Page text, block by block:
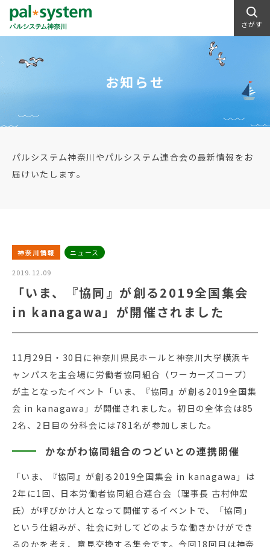
さがす
お知らせ
パルシステム神奈川やパルシステム連合会の最新情報をお
届けいたします。
神奈川情報 ニュース
2019.12.09
「いま、『協同』が創る2019全国集会
in kanagawa」が開催されました
11月29日・30日に神奈川県民ホールと神奈川大学横浜キ
ャンパスを主会場に労働者協同組合（ワーカーズコープ）
が主となったイベント「いま、『協同』が創る2019全国集
会 in kanagawa」が開催されました。初日の全体会は85
2名、2日目の分科会には781名が参加しました。
かながわ協同組合のつどいとの連携開催
「いま、『協同』が創る2019全国集会 in kanagawa」は
2年に1回、日本労働者協同組合連合会（理事長 古村伸宏
氏）が呼びかけ人となって開催するイベントで、「協同」
という仕組みが、社会に対してどのような働きかけができ
るのかを考え、意見交換する集会です。今回18回目は神奈